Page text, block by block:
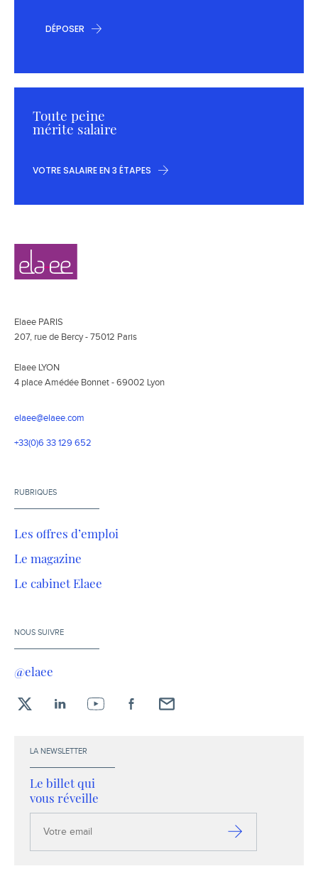
DÉPOSER
Toute peine
mérite salaire
VOTRE SALAIRE EN 3 ÉTAPES
Navigation
secondaire
Elaee
Elaee PARIS
207, rue de Bercy - 75012 Paris
Elaee LYON
4 place Amédée Bonnet - 69002 Lyon
elaee@elaee.com
+33(0)6 33 129 652
RUBRIQUES
Les offres d’emploi
Le magazine
Le cabinet Elaee
NOUS SUIVRE
@elaee
LA NEWSLETTER
Le billet qui
vous réveille
email
S’inscrire